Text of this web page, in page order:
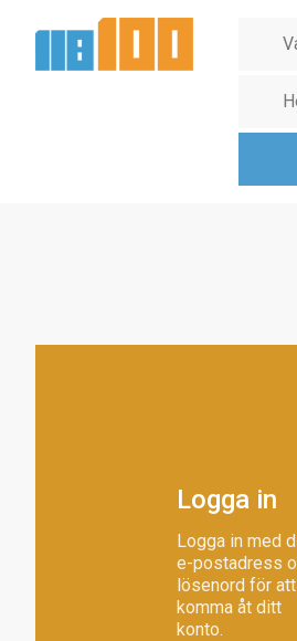
Logga in
Logga in med
e-postadress
lösenord för att
komma åt ditt
konto.